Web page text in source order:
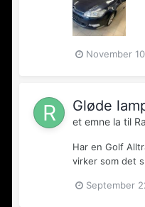
November
Gløde
et emne la til
Har en Golf
virker som det
September